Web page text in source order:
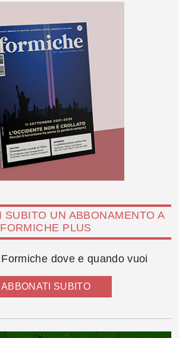
SUBITO UN ABBONAMENTO A
FORMICHE PLUS
dove e quando vuoi
ABBONATI SUBITO